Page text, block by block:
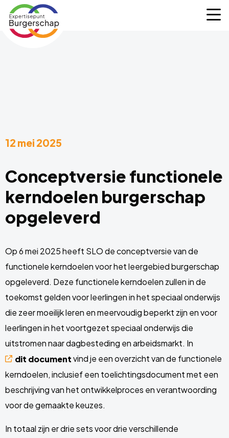
Expertisepunt
Burgerschap
Conceptversie functionele
kerndoelen burgerschap
opgeleverd
12 mei 2025
Op 6 mei 2025 heeft SLO de conceptversie van de
functionele kerndoelen voor het leergebied burgerschap
opgeleverd. Deze functionele kerndoelen zullen in de
toekomst gelden voor leerlingen in het speciaal onderwijs
die zeer moeilijk leren en meervoudig beperkt zijn en voor
leerlingen in het voortgezet speciaal onderwijs die
uitstromen naar dagbesteding en arbeidsmarkt. In
dit documentvind je een overzicht van de functionele
kerndoelen, inclusief een toelichtingsdocument met een
beschrijving van het ontwikkelproces en verantwoording
voor de gemaakte keuzes.
In totaal zijn er drie sets voor drie verschillende